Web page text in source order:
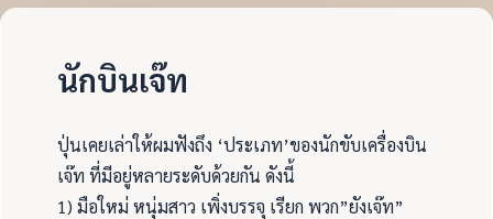
นักบินเจ๊ท
ปุ่นเคยเล่าให้ผมฟังถึง ‘ประเภท’ของนักขับเครื่องบิน
เจ๊ท ที่มีอยู่หลายระดับด้วยกัน ดังนี้
1) มือใหม่ หนุ่มสาว เพิ่งบรรจุ เรียก พวก”ยังเจ๊ท”